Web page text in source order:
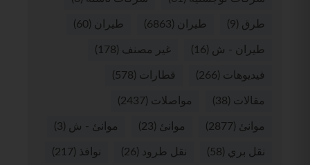
طرق (9) طيران (6863) طيران (60)
طيران - ش (16) غير مصنف (178)
فيديوهات (266) قطارات (578)
مقالات (38) مواصلات (2437)
موانئ (2877) موانئ (23) موانئ - ش (3)
نقل بري (58) نقل طرود (26) نوافذ (217)